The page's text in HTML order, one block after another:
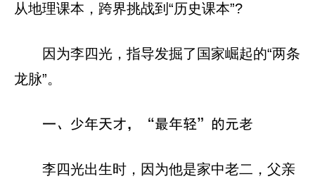
从地理课本，跨界挑战到“历史课本”?
因为李四光，指导发掘了国家崛起的“两条
龙脉”。
一、少年天才，“最年轻”的元老
李四光出生时，因为他是家中老二，父亲